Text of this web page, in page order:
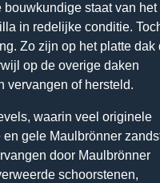
bouwkundige staat van het
in redelijke conditie.
Zo zijn op het platte dak
op de overige daken
vervangen of hersteld.
waarin veel originele
gele Maulbrönner
door Maulbrönner
schoorstenen,